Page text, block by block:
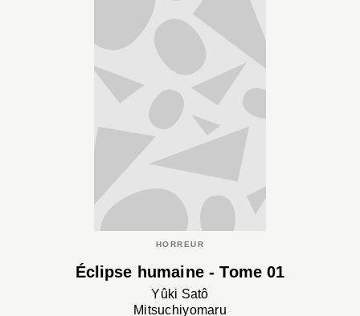
HORREUR
Éclipse humaine - Tome 01
Yûki Satô
Mitsuchiyomaru